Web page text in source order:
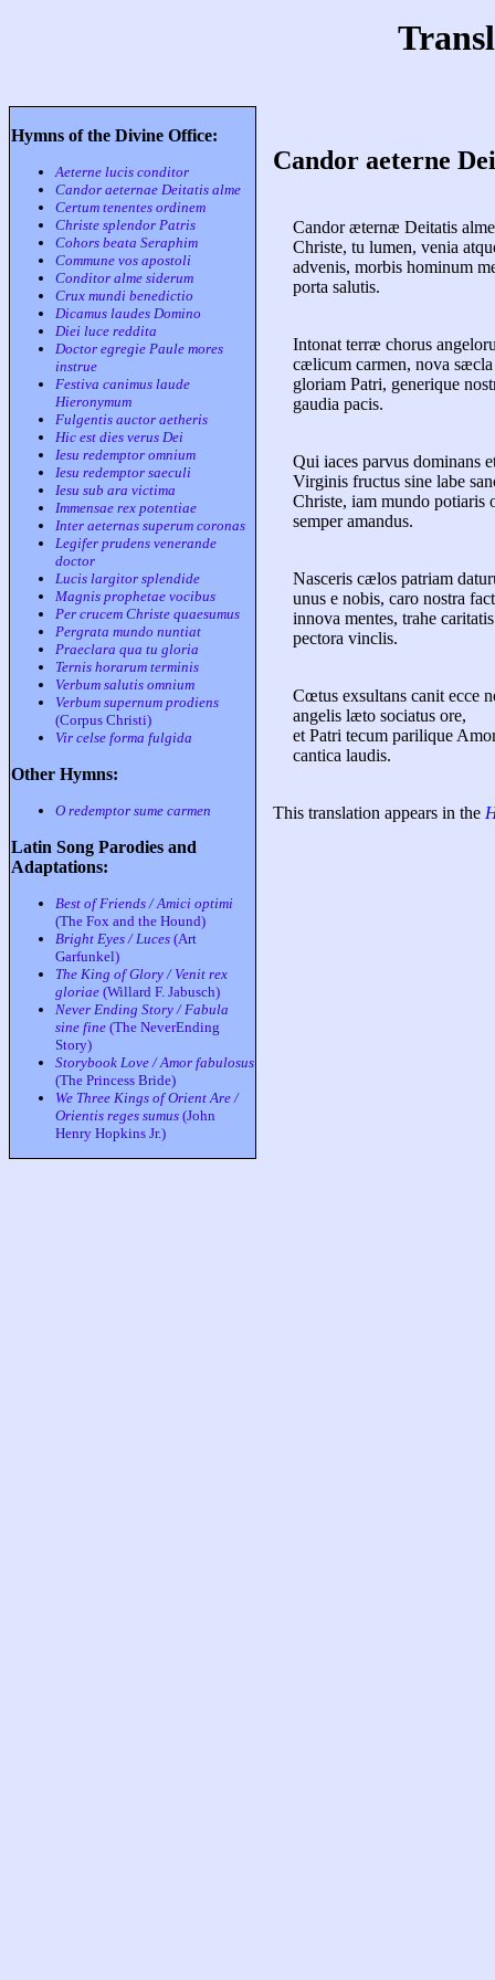
Hymns of the Divine Office:
Aeterne lucis conditor
Candor aeternae Deitatis alme
Certum tenentes ordinem
Christe splendor Patris
Cohors beata Seraphim
Commune vos apostoli
Conditor alme siderum
Crux mundi benedictio
Dicamus laudes Domino
Diei luce reddita
Doctor egregie Paule mores
instrue
Festiva canimus laude
Hieronymum
Fulgentis auctor aetheris
Hic est dies verus Dei
Iesu redemptor omnium
Iesu redemptor saeculi
Iesu sub ara victima
Immensae rex potentiae
Inter aeternas superum coronas
Legifer prudens venerande
doctor
Lucis largitor splendide
Magnis prophetae vocibus
Per crucem Christe quaesumus
Pergrata mundo nuntiat
Praeclara qua tu gloria
Ternis horarum terminis
Verbum salutis omnium
Verbum supernum prodiens
(Corpus Christi)
Vir celse forma fulgida
Other Hymns:
O redemptor sume carmen
Latin Song Parodies and
Adaptations:
Best of Friends / Amici optimi
(The Fox and the Hound)
Bright Eyes / Luces (Art
Garfunkel)
The King of Glory / Venit rex
gloriae (Willard F. Jabusch)
Never Ending Story / Fabula
sine fine (The NeverEnding
Story)
Storybook Love / Amor fabulosus
(The Princess Bride)
We Three Kings of Orient Are /
Orientis reges sumus (John
Henry Hopkins Jr.)
Candor aeterne
Candor æternæ Deitatis
Christe, tu lumen, venia
advenis, morbis hominum
porta salutis.
Intonat terræ chorus
cælicum carmen, nova sæcla
gloriam Patri, generique
gaudia pacis.
Qui iaces parvus dominans
Virginis fructus sine labe
Christe, iam mundo potiaris
semper amandus.
Nasceris cælos patriam
unus e nobis, caro nostra
innova mentes, trahe caritatis
pectora vinclis.
Cœtus exsultans canit ecce
angelis læto sociatus ore,
et Patri tecum parilique
cantica laudis.
This translation appears in the